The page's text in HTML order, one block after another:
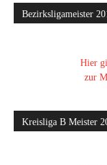
Bezirksligameister
Hier
zur
Kreisliga B Meister